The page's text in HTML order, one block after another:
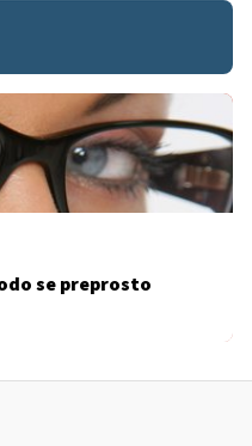
se preprosto